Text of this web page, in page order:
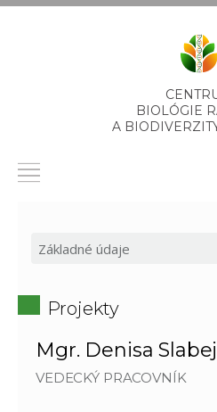
BIOLÓGIE
A
Projekty
Mgr. Denisa
VEDECKÝ PRACOVNÍK